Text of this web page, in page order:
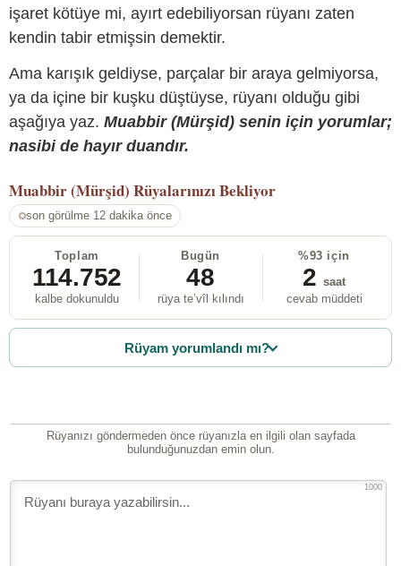
işaret kötüye mi, ayırt edebiliyorsan rüyanı zaten
kendin tabir etmişsin demektir.
Ama karışık geldiyse, parçalar bir araya gelmiyorsa,
ya da içine bir kuşku düştüyse, rüyanı olduğu gibi
aşağıya yaz. Muabbir (Mürşid) senin için yorumlar;
nasibi de hayır duandır.
Muabbir (Mürşid) Rüyalarınızı Bekliyor
son görülme 12 dakika önce
Toplam
114.752
kalbe dokunuldu
Bugün
48
rüya te’vîl kılındı
%93 için
2 saat
cevab müddeti
Rüyam yorumlandı mı?
Rüyanızı göndermeden önce rüyanızla en ilgili olan sayfada
bulunduğunuzdan emin olun.
1000